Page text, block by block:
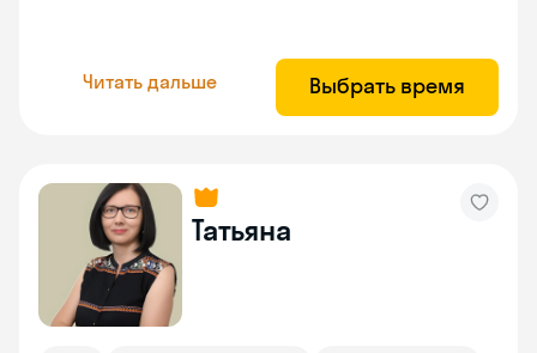
Читать дальше Выбрать время
Татьяна